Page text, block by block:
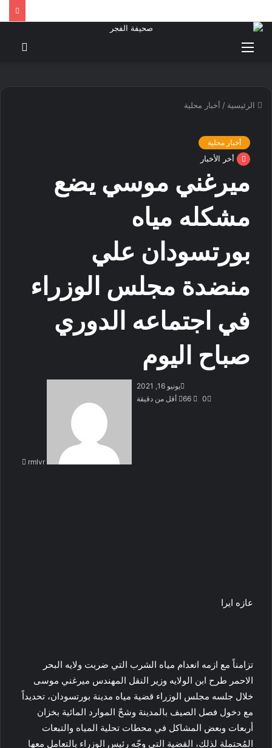
القائمة
الرئيسية / أخبار محلية
أخبار محلية
أخر الأخبار
ميرغني موسي يضع
مشكله مياه
بورتسودان علي
منضدة مجلس الوزراء
في اجتماعه الدوري
صباح اليوم
rmlvr
يونيو 16, 2021
0
أقل من دقيقة
عازه ايرا
تزامناً مع ازمه انعدام مياه الشرب التي ضربت ولايه البحر
الاحمر طرح ابن الولايه وزير النقل المهندس ميرغني موسى
خلال جلسه مجلس الوزراء قضية مياه مدينة بورتسودان، تحديداً
مع دخول فصل الصيف بالمدينة وشحّ الموارد المائية بخزان
أربعات وبعض المشاكل في محطات تحلية المياه والتبعات
المُحتملة لذلك، القضية التي وجّه رئيس الوزراء بالتعامل معها